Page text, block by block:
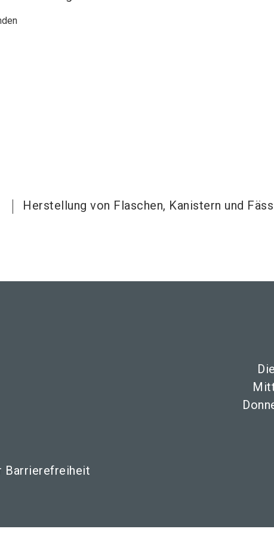
Herstellung von Flaschen, Kanistern und
Barrierefreiheit